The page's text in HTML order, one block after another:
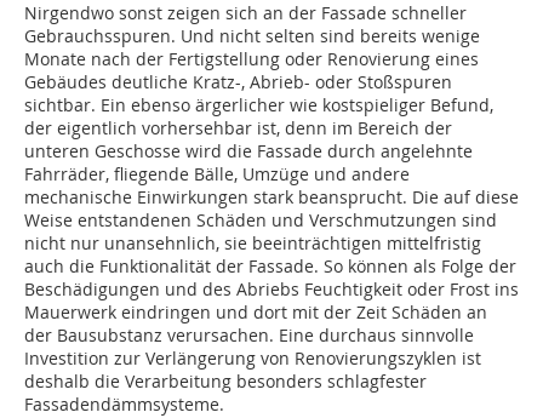
Nirgendwo sonst zeigen sich an der Fassade schneller
Gebrauchsspuren. Und nicht selten sind bereits wenige
Monate nach der Fertigstellung oder Renovierung eines
Gebäudes deutliche Kratz-, Abrieb- oder Stoßspuren
sichtbar. Ein ebenso ärgerlicher wie kostspieliger Befund,
der eigentlich vorhersehbar ist, denn im Bereich der
unteren Geschosse wird die Fassade durch angelehnte
Fahrräder, fliegende Bälle, Umzüge und andere
mechanische Einwirkungen stark beansprucht. Die auf diese
Weise entstandenen Schäden und Verschmutzungen sind
nicht nur unansehnlich, sie beeinträchtigen mittelfristig
auch die Funktionalität der Fassade. So können als Folge der
Beschädigungen und des Abriebs Feuchtigkeit oder Frost ins
Mauerwerk eindringen und dort mit der Zeit Schäden an
der Bausubstanz verursachen. Eine durchaus sinnvolle
Investition zur Verlängerung von Renovierungszyklen ist
deshalb die Verarbeitung besonders schlagfester
Fassadendämmsysteme.